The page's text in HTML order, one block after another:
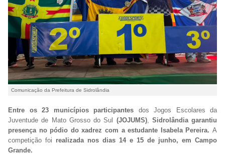
Comunicação da Prefeitura de Sidrolândia
Entre os 23 municípios participantes dos Jogos Escolares da
Juventude de Mato Grosso do Sul (JOJUMS), Sidrolândia garantiu
presença no pódio do xadrez com a estudante Isabela Pereira. A
competição foi realizada nos dias 14 e 15 de junho, em Campo
Grande.